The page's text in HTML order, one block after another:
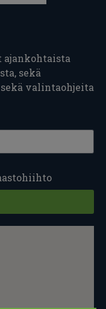
ajankohtaista
sekä
valintaohjeita